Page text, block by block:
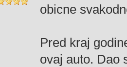
obicne
Pred kraj
ovaj auto. Dao